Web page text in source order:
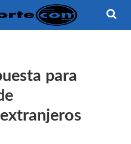
para